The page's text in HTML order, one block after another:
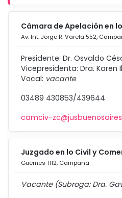
Cámara de Apelación en
Av. Int. Jorge R. Varela 552,
Presidente: Dr. Osvaldo
Vicepresidenta: Dra. Karen
Vocal: vacante
03489 430853/439644
camciv-
Juzgado en lo Civil y
Güemes 1112, Campana
Vacante (Subroga: Dra.